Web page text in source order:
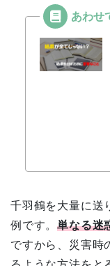
千羽鶴を大量に送
例です。単なる迷
ですから、災害時